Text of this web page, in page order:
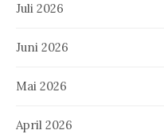
Juli 2026
Juni 2026
Mai 2026
April 2026